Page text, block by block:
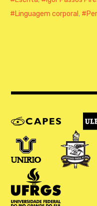
Linguagem corporal ,